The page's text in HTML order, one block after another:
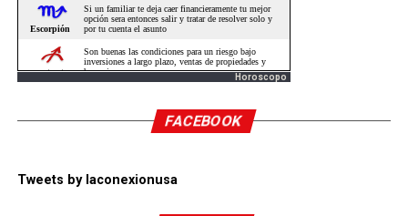
Horoscopo
FACEBOOK
Tweets by laconexionusa